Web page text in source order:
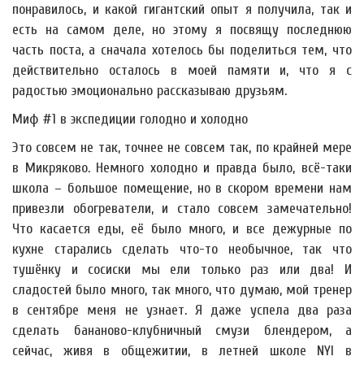
понравилось, и какой гигантский опыт я получила, так и
есть на самом деле, но этому я посвящу последнюю
часть поста, а сначала хотелось бы поделиться тем, что
действительно осталось в моей памяти и, что я с
радостью эмоционально рассказываю друзьям.
Миф #1 в экспедиции голодно и холодно
Это совсем не так, точнее не совсем так, по крайней мере
в Микряково. Немного холодно и правда было, всё-таки
школа – большое помещение, но в скором времени нам
привезли обогреватели, и стало совсем замечательно!
Что касается еды, её было много, и все дежурные по
кухне старались сделать что-то необычное, так что
тушёнку и сосиски мы ели только раз или два! И
сладостей было много, так много, что думаю, мой тренер
в сентябре меня не узнает. Я даже успела два раза
сделать бананово-клубничный смузи блендером, а
сейчас, живя в общежитии, в летней школе NYI в